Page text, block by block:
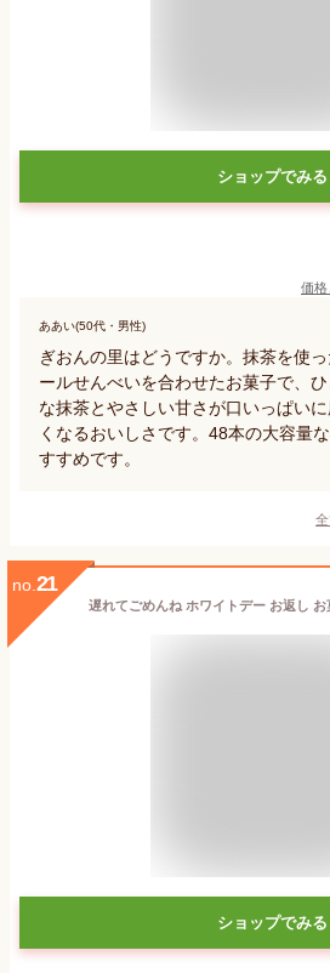
ショップでみる
価格
ああい(50代・男性)
ぎおんの里はどうですか。抹茶を使
ールせんべいを合わせたお菓子で、
な抹茶とやさしい甘さが口いっぱい
くなるおいしさです。48本の大容量
すすめです。
no. 21
ショップでみる